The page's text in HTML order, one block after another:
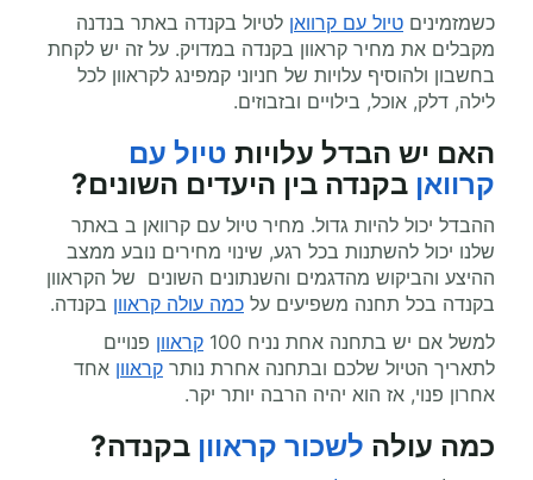
כשמזמינים טיול עם קרוואן לטיול בקנדה באתר בנדנה
מקבלים את מחיר קראוון בקנדה במדויק. על זה יש לקחת
בחשבון ולהוסיף עלויות של חניוני קמפינג לקראוון לכל
לילה, דלק, אוכל, בילויים ובזבוזים.
האם יש הבדל עלויות טיול עם
קרוואן בקנדה בין היעדים השונים?
ההבדל יכול להיות גדול. מחיר טיול עם קרוואן ב באתר
שלנו יכול להשתנות בכל רגע, שינוי מחירים נובע ממצב
ההיצע והביקוש מהדגמים והשנתונים השונים של הקראוון
בקנדה בכל תחנה משפיעים על כמה עולה קראוון בקנדה.
למשל אם יש בתחנה אחת נניח 100
קראוון פנויים
לתאריך הטיול שלכם ובתחנה אחרת נותר קראוון אחד
אחרון פנוי, אז הוא יהיה הרבה יותר יקר.
כמה עולה לשכור קראוון בקנדה?